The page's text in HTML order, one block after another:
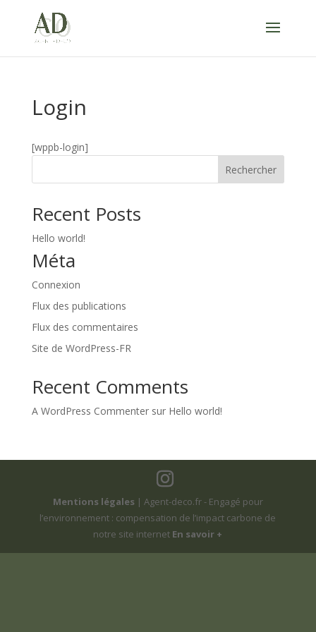
Login
[wppb-login]
Rechercher
Recent Posts
Hello world!
Méta
Connexion
Flux des publications
Flux des commentaires
Site de WordPress-FR
Recent Comments
A WordPress Commentersur Hello world!
Mentions légales | Agent-deco.fr - Engagé pour
l’environnement : compensation de l’impact carbone de
notre site internet En savoir +